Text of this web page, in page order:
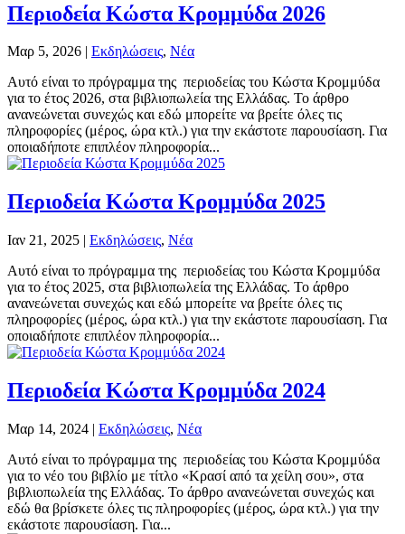
Περιοδεία Κώστα Κρομμύδα 2026
Μαρ 5, 2026 | Εκδηλώσεις, Νέα
Αυτό είναι το πρόγραμμα της περιοδείας του Κώστα Κρομμύδα
για το έτος 2026, στα βιβλιοπωλεία της Ελλάδας. Το άρθρο
ανανεώνεται συνεχώς και εδώ μπορείτε να βρείτε όλες τις
πληροφορίες (μέρος, ώρα κτλ.) για την εκάστοτε παρουσίαση. Για
οποιαδήποτε επιπλέον πληροφορία...
Περιοδεία Κώστα Κρομμύδα 2025
Ιαν 21, 2025 | Εκδηλώσεις, Νέα
Αυτό είναι το πρόγραμμα της περιοδείας του Κώστα Κρομμύδα
για το έτος 2025, στα βιβλιοπωλεία της Ελλάδας. Το άρθρο
ανανεώνεται συνεχώς και εδώ μπορείτε να βρείτε όλες τις
πληροφορίες (μέρος, ώρα κτλ.) για την εκάστοτε παρουσίαση. Για
οποιαδήποτε επιπλέον πληροφορία...
Περιοδεία Κώστα Κρομμύδα 2024
Μαρ 14, 2024 | Εκδηλώσεις, Νέα
Αυτό είναι το πρόγραμμα της περιοδείας του Κώστα Κρομμύδα
για το νέο του βιβλίο με τίτλο «Κρασί από τα χείλη σου», στα
βιβλιοπωλεία της Ελλάδας. Το άρθρο ανανεώνεται συνεχώς και
εδώ θα βρίσκετε όλες τις πληροφορίες (μέρος, ώρα κτλ.) για την
εκάστοτε παρουσίαση. Για...